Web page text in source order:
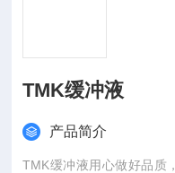
TMK缓冲液
产品简介
TMK缓冲液用心做好品质